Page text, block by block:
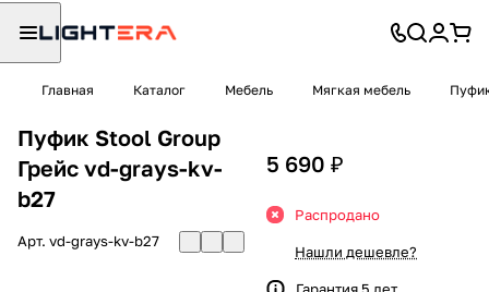
Главная Каталог Мебель Мягкая мебель
Пуфик Stool Group
Грейс vd-grays-kv-
b27
Арт. vd-grays-kv-b27
5 690 ₽
Распродано
Нашли дешевле?